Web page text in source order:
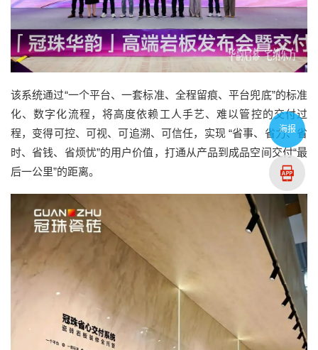
该系统通过“一个平台、一套标准、全程留痕、平台兜底”的标准
化、数字化流程，将高度依赖工人手艺、难以管控的交付过
程，变得可控、可视、可追溯、可信任，实现 “省事、省力、省
时、省钱、省烦忧”的用户价值，打通从产品到成品空间交付“最
后一公里”的距离。
海报